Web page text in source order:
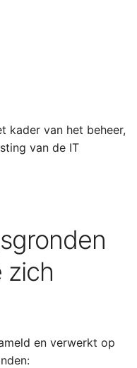
kader van het beheer,
van de IT
zich
en verwerkt op